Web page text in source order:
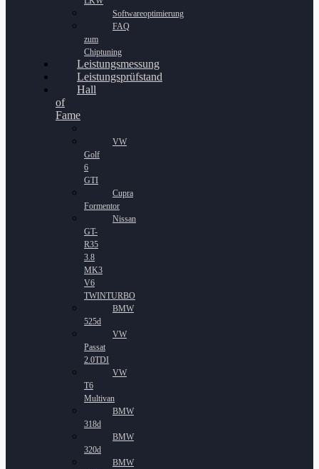
Softwareoptimierung
FAQ
zum
Chiptuning
Leistungsmessung
Leistungsprüfstand
Hall
of
Fame
VW
Golf
6
GTI
Cupra
Formentor
Nissan
GT-
R35
3.8
MK3
V6
TWINTURBO
BMW
525d
VW
Passat
2.0TDI
VW
T6
Multivan
BMW
318d
BMW
320d
BMW